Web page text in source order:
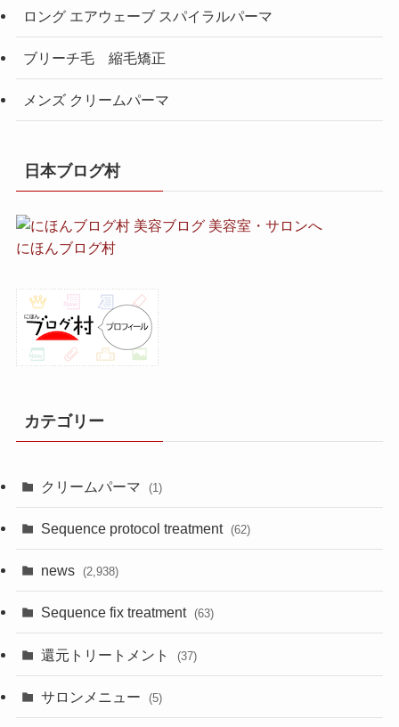
ロング エアウェーブ スパイラルパーマ
ブリーチ毛 縮毛矯正
メンズ クリームパーマ
日本ブログ村
にほんブログ村
カテゴリー
クリームパーマ (1)
Sequence protocol treatment (62)
news (2,938)
Sequence fix treatment (63)
還元トリートメント (37)
サロンメニュー (5)